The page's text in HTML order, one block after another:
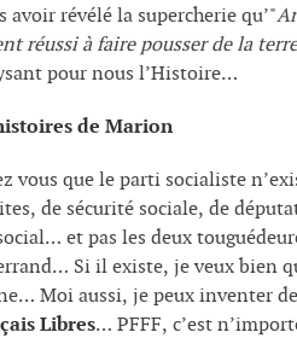
avoir révélé la supercherie qu’"
réussi à faire pousser de la
pour nous l’Histoire…
de Marion
vous que le parti socialiste
de sécurité sociale, de
et pas les deux
Si il existe, je veux bien
Moi aussi, je peux inventer
Libres… PFFF, c’est